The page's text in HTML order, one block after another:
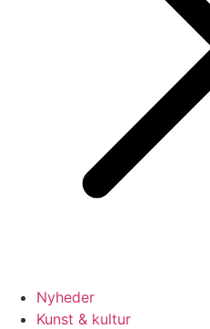
Nyheder
Kunst & kultur